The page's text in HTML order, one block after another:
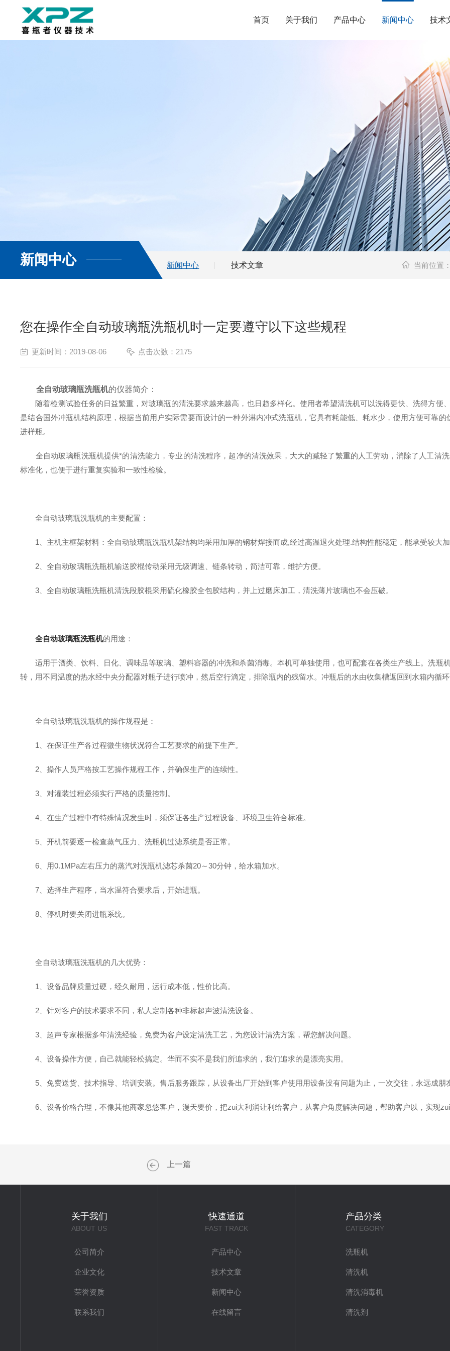
首页 关于我们 产品中心 新闻中心 技术
新闻中心 新闻中心 技术文章 当前位置
您在操作全自动玻璃瓶洗瓶机时一定要遵守以下这些规程
更新时间：2019-08-06 点击次数：2175
全自动玻璃瓶洗瓶机的仪器简介：
随着检测试验任务的日益繁重，对玻璃瓶的清洗要求越来越高，也日趋多样化。使用者希望清洗机可以洗得更快、洗得方便
是结合国外冲瓶机结构原理，根据当前用户实际需要而设计的一种外淋内冲式洗瓶机，它具有耗能低、耗水少，使用方便可靠
进样瓶。
全自动玻璃瓶洗瓶机提供*的清洗能力，专业的清洗程序，超净的清洗效果，大大的减轻了繁重的人工劳动，消除了人工清
标准化，也便于进行重复实验和一致性检验。
全自动玻璃瓶洗瓶机的主要配置：
1、主机主框架材料：全自动玻璃瓶洗瓶机架结构均采用加厚的钢材焊接而成,经过高温退火处理.结构性能稳定，能承受较大加
2、全自动玻璃瓶洗瓶机输送胶棍传动采用无级调速、链条转动，简洁可靠，维护方便。
3、全自动玻璃瓶洗瓶机清洗段胶棍采用硫化橡胶全包胶结构，并上过磨床加工，清洗薄片玻璃也不会压破。
全自动玻璃瓶洗瓶机的用途：
适用于酒类、饮料、日化、调味品等玻璃、塑料容器的冲洗和杀菌消毒。本机可单独使用，也可配套在各类生产线上。洗瓶
转，用不同温度的热水经中央分配器对瓶子进行喷冲，然后空行滴定，排除瓶内的残留水。冲瓶后的水由收集槽返回到水箱内循
全自动玻璃瓶洗瓶机的操作规程是：
1、在保证生产各过程微生物状况符合工艺要求的前提下生产。
2、操作人员严格按工艺操作规程工作，并确保生产的连续性。
3、对灌装过程必须实行严格的质量控制。
4、在生产过程中有特殊情况发生时，须保证各生产过程设备、环境卫生符合标准。
5、开机前要逐一检查蒸气压力、洗瓶机过滤系统是否正常。
6、用0.1MPa左右压力的蒸汽对洗瓶机滤芯杀菌20～30分钟，给水箱加水。
7、选择生产程序，当水温符合要求后，开始进瓶。
8、停机时要关闭进瓶系统。
全自动玻璃瓶洗瓶机的几大优势：
1、设备品牌质量过硬，经久耐用，运行成本低，性价比高。
2、针对客户的技术要求不同，私人定制各种非标超声波清洗设备。
3、超声专家根据多年清洗经验，免费为客户设定清洗工艺，为您设计清洗方案，帮您解决问题。
4、设备操作方便，自己就能轻松搞定。华而不实不是我们所追求的，我们追求的是漂亮实用。
5、免费送货、技术指导、培训安装。售后服务跟踪，从设备出厂开始到客户使用用设备没有问题为止，一次交往，永远成朋
6、设备价格合理，不像其他商家忽悠客户，漫天要价，把zui大利润让利给客户，从客户角度解决问题，帮助客户以，实现zui
上一篇
关于我们
ABOUT US
公司简介
企业文化
荣誉资质
联系我们
快速通道
FAST TRACK
产品中心
技术文章
新闻中心
在线留言
产品分类
CATEGORY
洗瓶机
清洗机
清洗消毒机
清洗剂